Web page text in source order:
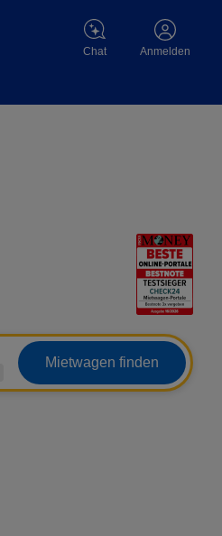
Chat Anmelden
Mietwagen finden